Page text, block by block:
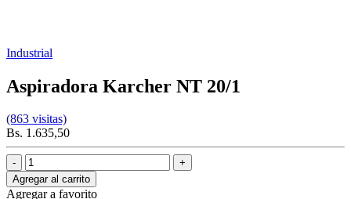
Industrial
Aspiradora Karcher NT 20/1
(863 visitas)
Bs. 1.635,50
Agregar al carrito
Agregar a favorito